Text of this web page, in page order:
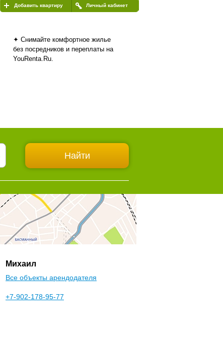
Личный кабинет
Добавить квартиру
✦ Снимайте комфортное жилье
без посредников и переплаты на
YouRenta.Ru.
Михаил
Все объекты арендодателя
+7-902-178-95-77